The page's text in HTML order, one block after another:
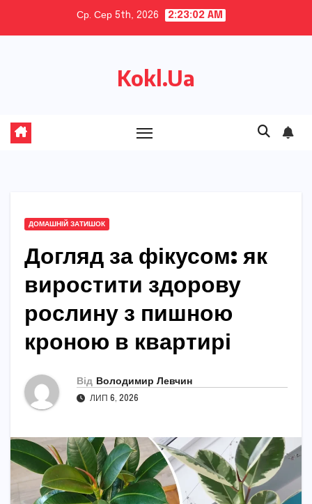
Ср. Сер 5th, 2026 2:23:04 AM
Kokl.Ua
ДОМАШНІЙ ЗАТИШОК
Догляд за фікусом: як
виростити здорову
рослину з пишною
кроною в квартирі
Від Володимир Левчин
ЛИП 6, 2026